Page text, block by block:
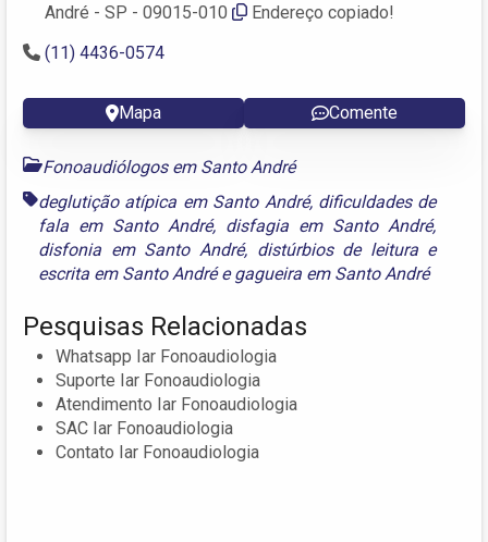
André - SP - 09015-010
Endereço copiado!
(11) 4436-0574
Mapa Comente
Fonoaudiólogos em Santo André
deglutição atípica em Santo André, dificuldades de
fala em Santo André, disfagia em Santo André,
disfonia em Santo André, distúrbios de leitura e
escrita em Santo Andréegagueira em Santo André
Pesquisas Relacionadas
Whatsapp Iar Fonoaudiologia
Suporte Iar Fonoaudiologia
Atendimento Iar Fonoaudiologia
SAC Iar Fonoaudiologia
Contato Iar Fonoaudiologia